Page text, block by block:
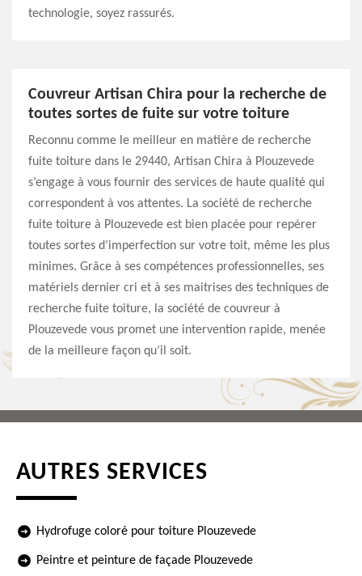
technologie, soyez rassurés.
Couvreur Artisan Chira pour la recherche de
toutes sortes de fuite sur votre toiture
Reconnu comme le meilleur en matière de recherche
fuite toiture dans le 29440, Artisan Chira à Plouzevede
s’engage à vous fournir des services de haute qualité qui
correspondent à vos attentes. La société de recherche
fuite toiture à Plouzevede est bien placée pour repérer
toutes sortes d’imperfection sur votre toit, même les plus
minimes. Grâce à ses compétences professionnelles, ses
matériels dernier cri et à ses maitrises des techniques de
recherche fuite toiture, la société de couvreur à
Plouzevede vous promet une intervention rapide, menée
de la meilleure façon qu’il soit.
AUTRES SERVICES
Hydrofuge coloré pour toiture Plouzevede
Peintre et peinture de façade Plouzevede